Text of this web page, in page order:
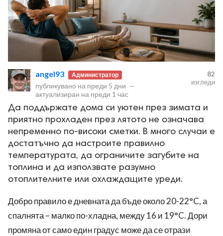
angel93 Администратор
публикувано на преди 5 дни —
актуализиран на преди 1 час
82
изгледи
Да поддържате дома си уютен през зимата и
приятно прохладен през лятото не означава
непременно по-високи сметки. В много случаи е
достатъчно да настроите правилно
температурата, да ограничите загубите на
топлина и да използвате разумно
отоплителните или охлаждащите уреди.
Добро правило е дневната да бъде около 20-22°C, а
спалнята – малко по-хладна, между 16 и 19°C. Дори
промяна от само един градус може да се отрази